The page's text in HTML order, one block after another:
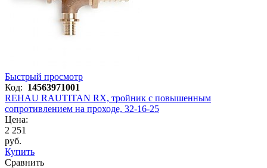
Быстрый просмотр
Код: 14563971001
REHAU RAUTITAN RX, тройник с повышенным
сопротивлением на проходе, 32-16-25
Цена:
2 251
руб.
Купить
Сравнить